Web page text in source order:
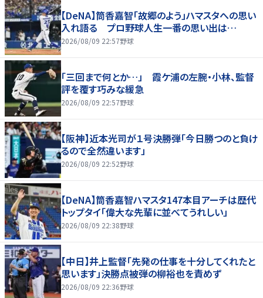
【DeNA】筒香嘉智「故郷のよう」ハマスタへの思い
入れ語る プロ野球人生一番の思い出は…
2026/08/09 22:57野球
「三回まで何とか…」 霞ケ浦の左腕・小林、監督
評を覆す巧みな緩急
2026/08/09 22:57野球
【阪神】近本光司が１号決勝弾「今日勝つのと負け
るので全然違います」
2026/08/09 22:52野球
【DeNA】筒香嘉智ハマスタ147本目アーチは歴代
トップタイ「偉大な先輩に並べてうれしい」
2026/08/09 22:38野球
【中日】井上監督「先発の仕事を十分してくれたと
思います」決勝点被弾の柳裕也を責めず
2026/08/09 22:36野球